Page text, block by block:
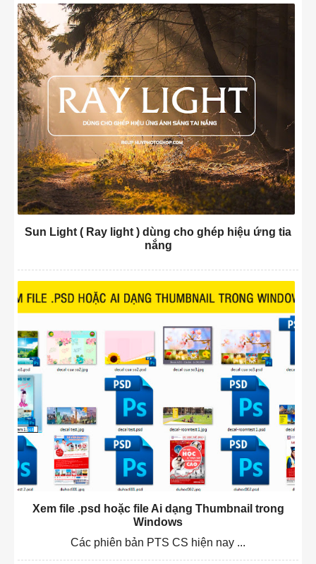
Sun Light ( Ray light ) dùng cho ghép hiệu ứng tia
nắng
Xem file .psd hoặc file Ai dạng Thumbnail trong
Windows
Các phiên bản PTS CS hiện nay ...